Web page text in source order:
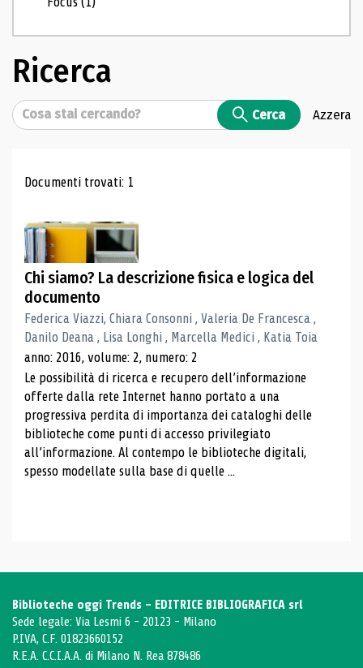
Ricerca
Cerca Cerca Azzera
Risultati di ricerca
Documenti trovati: 1
Chi siamo? La descrizione fisica e logica del
documento
Federica Viazzi, Chiara Consonni , Valeria De Francesca ,
Danilo Deana , Lisa Longhi , Marcella Medici , Katia Toia
anno: 2016, volume: 2, numero: 2
Le possibilità di ricerca e recupero dell’informazione
offerte dalla rete Internet hanno portato a una
progressiva perdita di importanza dei cataloghi delle
biblioteche come punti di accesso privilegiato
all’informazione. Al contempo le biblioteche digitali,
spesso modellate sulla base di quelle ...
Biblioteche oggi Trends - EDITRICE BIBLIOGRAFICA srl
Sede legale: Via Lesmi 6 - 20123 - Milano
P.IVA, C.F. 01823660152
R.E.A. C.C.I.A.A. di Milano N. Rea 878486